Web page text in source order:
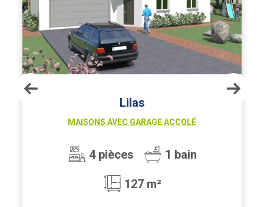
Lilas
MAISONS AVEC GARAGE ACCOLÉ
4 pièces 1 bain
127 m²